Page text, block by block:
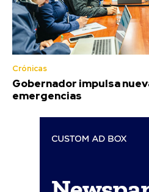
Crónicas
Gobernador impulsa
emergencias